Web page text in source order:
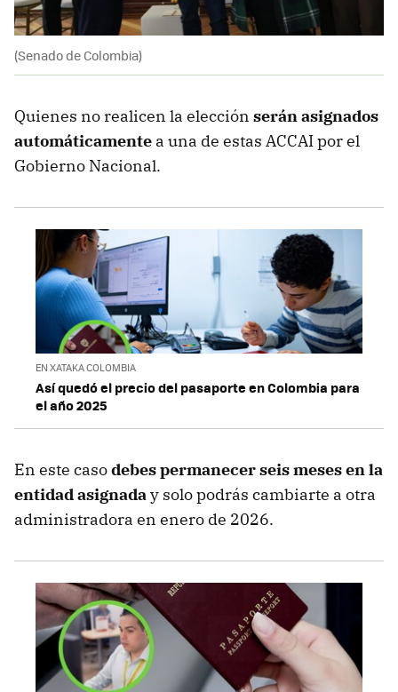
(Senado de Colombia)
Quienes no realicen la elección serán asignados
automáticamente a una de estas ACCAI por el
Gobierno Nacional.
EN XATAKA COLOMBIA
Así quedó el precio del pasaporte en Colombia para
el año 2025
En este casodebes permanecer seis meses en la
entidad asignaday solo podrás cambiarte a otra
administradora en enero de 2026.